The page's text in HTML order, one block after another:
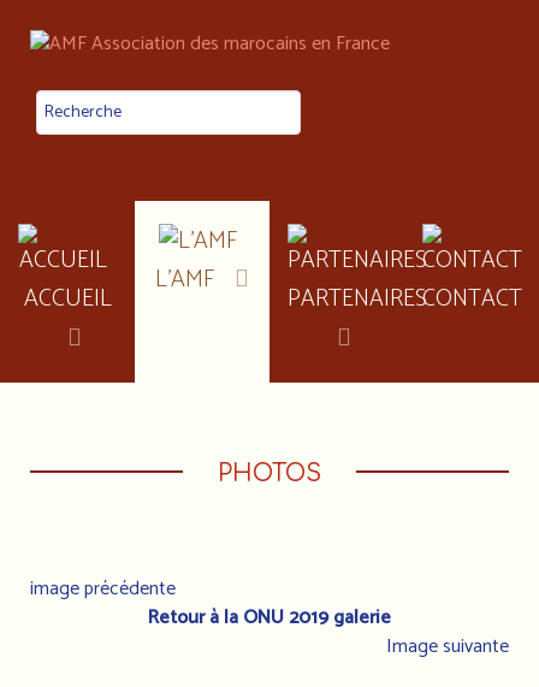
ACCUEIL L'AMF PARTENAIRESCONTACT
PHOTOS
image précédente
Retour à la ONU 2019 galerie
Image suivante